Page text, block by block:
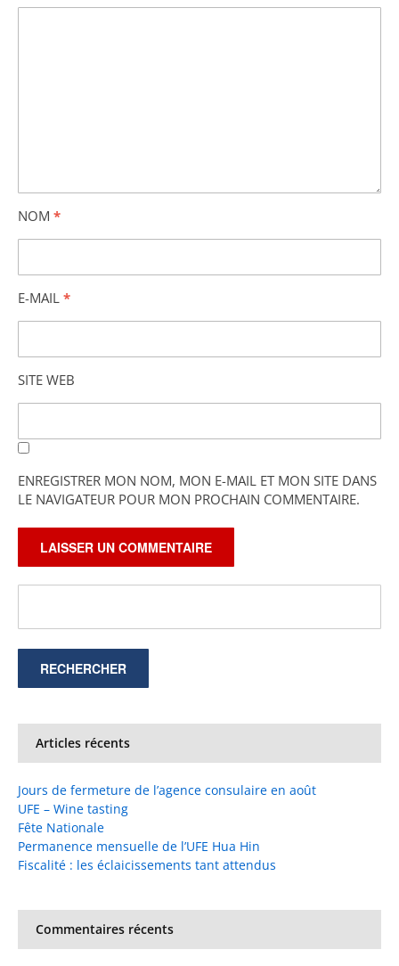
NOM *
E-MAIL *
SITE WEB
ENREGISTRER MON NOM, MON E-MAIL ET MON SITE DANS
LE NAVIGATEUR POUR MON PROCHAIN COMMENTAIRE.
Articles récents
Jours de fermeture de l’agence consulaire en août
UFE – Wine tasting
Fête Nationale
Permanence mensuelle de l’UFE Hua Hin
Fiscalité : les éclaicissements tant attendus
Commentaires récents